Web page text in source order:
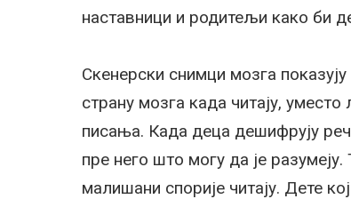
наставници и родитељи како би
Скенерски снимци мозга
страну мозга када читају,
писања. Када деца дешифрују
пре него што могу да је
малишани спорије читају. Дете